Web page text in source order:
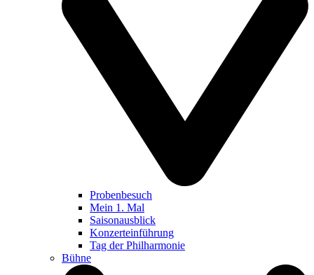
Probenbesuch
Mein 1. Mal
Saisonausblick
Konzerteinführung
Tag der Philharmonie
Bühne